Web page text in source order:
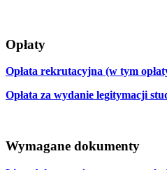
Opłaty
Opłata rekrutacyjna (w tym
Opłata za wydanie legitymacji
Wymagane dokumenty